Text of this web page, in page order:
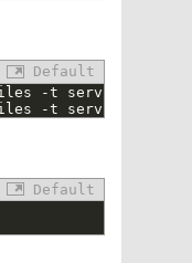
Default
-t service
-t service
Default